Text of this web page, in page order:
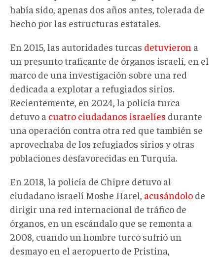
había sido, apenas dos años antes, tolerada de
hecho por las estructuras estatales.
En 2015, las autoridades turcas detuvieron a
un presunto traficante de órganos israelí, en el
marco de una investigación sobre una red
dedicada a explotar a refugiados sirios.
Recientemente, en 2024, la policía turca
detuvo a cuatro ciudadanos israelíes durante
una operación contra otra red que también se
aprovechaba de los refugiados sirios y otras
poblaciones desfavorecidas en Turquía.
En 2018, la policía de Chipre detuvo al
ciudadano israelí Moshe Harel, acusándolo de
dirigir una red internacional de tráfico de
órganos, en un escándalo que se remonta a
2008, cuando un hombre turco sufrió un
desmayo en el aeropuerto de Pristina,